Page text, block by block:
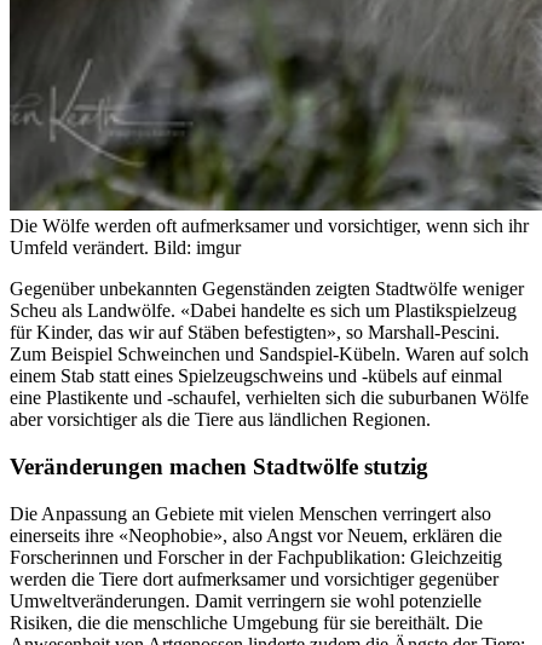
Die Wölfe werden oft aufmerksamer und vorsichtiger, wenn sich ihr
Umfeld verändert. Bild: imgur
Gegenüber unbekannten Gegenständen zeigten Stadtwölfe weniger
Scheu als Landwölfe. «Dabei handelte es sich um Plastikspielzeug
für Kinder, das wir auf Stäben befestigten», so Marshall-Pescini.
Zum Beispiel Schweinchen und Sandspiel-Kübeln. Waren auf solch
einem Stab statt eines Spielzeugschweins und -kübels auf einmal
eine Plastikente und -schaufel, verhielten sich die suburbanen Wölfe
aber vorsichtiger als die Tiere aus ländlichen Regionen.
Veränderungen machen Stadtwölfe stutzig
Die Anpassung an Gebiete mit vielen Menschen verringert also
einerseits ihre «Neophobie», also Angst vor Neuem, erklären die
Forscherinnen und Forscher in der Fachpublikation: Gleichzeitig
werden die Tiere dort aufmerksamer und vorsichtiger gegenüber
Umweltveränderungen. Damit verringern sie wohl potenzielle
Risiken, die die menschliche Umgebung für sie bereithält. Die